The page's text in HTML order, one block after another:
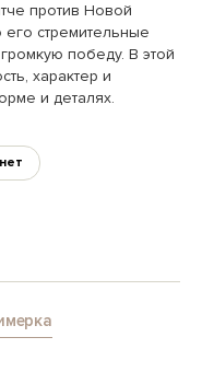
против Новой
его стремительные
победу. В этой
характер и
и деталях.